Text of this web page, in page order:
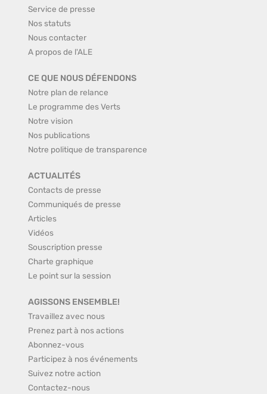
Service de presse
Nos statuts
Nous contacter
A propos de l'ALE
CE QUE NOUS DÉFENDONS
Notre plan de relance
Le programme des Verts
Notre vision
Nos publications
Notre politique de transparence
ACTUALITÉS
Contacts de presse
Communiqués de presse
Articles
Vidéos
Souscription presse
Charte graphique
Le point sur la session
AGISSONS ENSEMBLE!
Travaillez avec nous
Prenez part à nos actions
Abonnez-vous
Participez à nos événements
Suivez notre action
Contactez-nous